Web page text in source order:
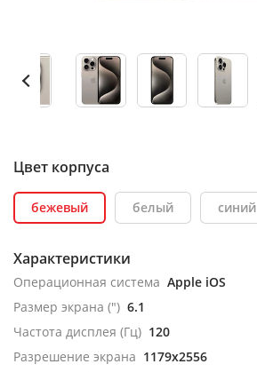
Цвет корпуса
бежевый белый синий
Характеристики
Операционная система Apple iOS
Размер экрана (") 6.1
Частота дисплея (Гц) 120
Разрешение экрана 1179x2556